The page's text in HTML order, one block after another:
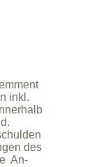
inkl.
des
An-